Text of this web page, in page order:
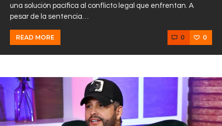
una solución pacífica al conflicto legal que enfrentan. A
pesar de la sentencia…
READ MORE 0 0